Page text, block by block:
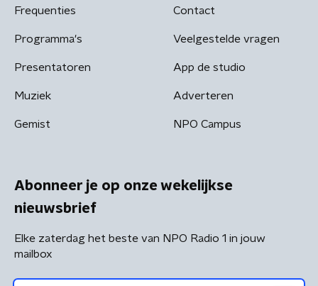
Frequenties
Programma's
Presentatoren
Muziek
Gemist
Contact
Veelgestelde vragen
App de studio
Adverteren
NPO Campus
Abonneer je op onze wekelijkse
nieuwsbrief
Elke zaterdag het beste van NPO Radio 1 in jouw
mailbox